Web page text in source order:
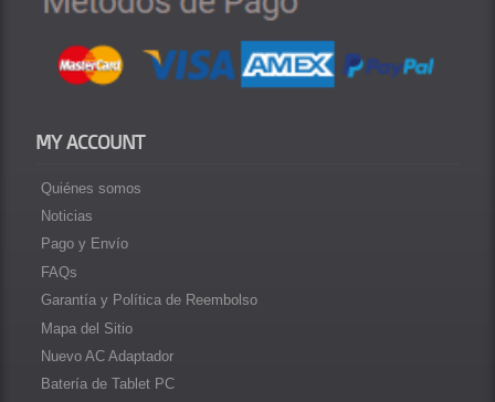
MY ACCOUNT
Quiénes somos
Noticias
Pago y Envío
FAQs
Garantía y Política de Reembolso
Mapa del Sitio
Nuevo AC Adaptador
Batería de Tablet PC